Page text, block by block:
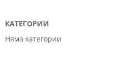
КАТЕГОРИИ
Няма категории